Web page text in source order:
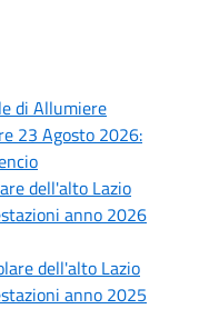
di Allumiere
23 Agosto 2026:
dell'alto Lazio
anno 2026
dell'alto Lazio
anno 2025